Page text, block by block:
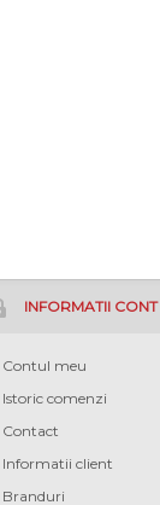
INFORMATII CONT
Contul meu
Istoric comenzi
Contact
Informatii client
Branduri